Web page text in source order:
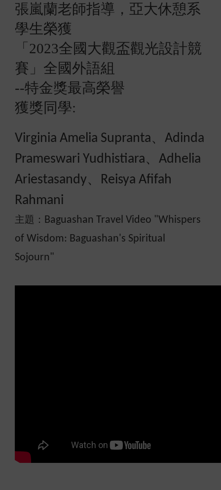
張嵐蘭老師指導，亞大休憩系
學生榮獲
「 2023全國大觀盃觀光設計競
賽」全國外語組
--特金獎最高榮譽
獲獎同學:
Virginia Amelia Supranta、 Adinda
Prameswari Yudhistiara、 Adhelia
Ariestasandy、
Reisya Afifah
Rahmani
主題： Baguashan Travel Video "Whispers
of Wisdom: Baguashan's Spiritual
Sojourn"